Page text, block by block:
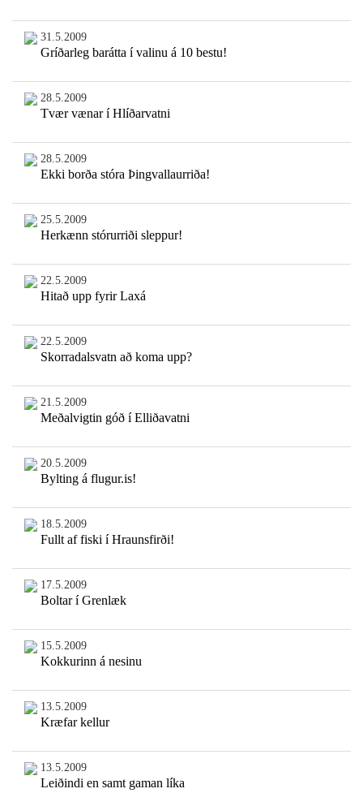
31.5.2009
Gríðarleg barátta í valinu á 10 bestu!
28.5.2009
Tvær vænar í Hlíðarvatni
28.5.2009
Ekki borða stóra Þingvallaurriða!
25.5.2009
Herkænn stórurriði sleppur!
22.5.2009
Hitað upp fyrir Laxá
22.5.2009
Skorradalsvatn að koma upp?
21.5.2009
Meðalvigtin góð í Elliðavatni
20.5.2009
Bylting á flugur.is!
18.5.2009
Fullt af fiski í Hraunsfirði!
17.5.2009
Boltar í Grenlæk
15.5.2009
Kokkurinn á nesinu
13.5.2009
Kræfar kellur
13.5.2009
Leiðindi en samt gaman líka